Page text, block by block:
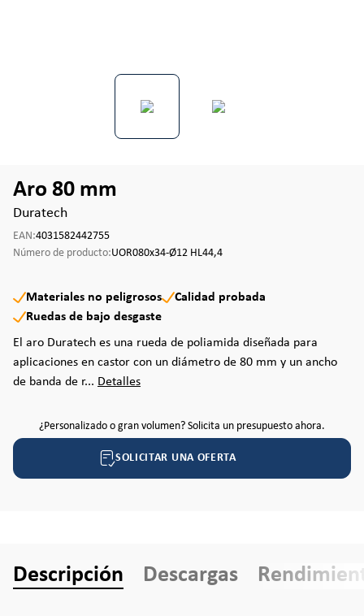
Aro 80 mm
Duratech
EAN:4031582442755
Número de producto:UOR080x34-Ø12 HL44,4
Materiales no peligrosos
Calidad probada
Ruedas de bajo desgaste
El aro Duratech es una rueda de poliamida diseñada para
aplicaciones en castor con un diámetro de 80 mm y un ancho
de banda de r... Detalles
¿Personalizado o gran volumen? Solicita un presupuesto ahora.
SOLICITAR UNA OFERTA
Descripción Descargas